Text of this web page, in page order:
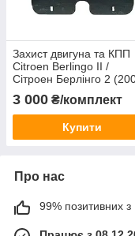
Захист двигуна та КПП
Citroen Berlingo II /
Сітроен Берлінго 2
2018), арт. 099/9,
мм, ЩИТ
3 000 ₴/комплект
Купити
Про нас
99% позитивних з